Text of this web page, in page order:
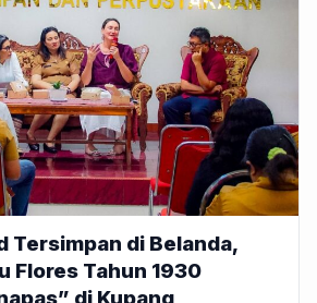
Tersimpan di Belanda,
Flores Tahun 1930